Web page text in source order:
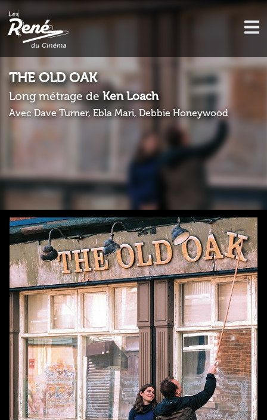
THE OLD OAK
Long métrage deKen Loach
Avec Dave Turner, Ebla Mari, Debbie Honeywood